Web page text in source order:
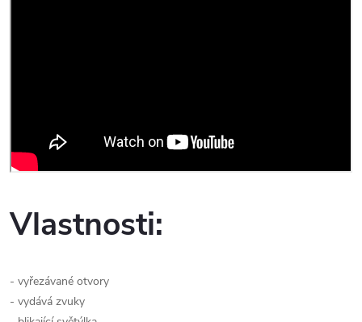
Vlastnosti:
- vyřezávané otvory
- vydává zvuky